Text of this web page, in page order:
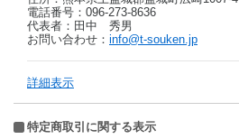
電話番号：096-273-8636
代表者：田中 秀男
お問い合わせ： info@t-souken.jp
詳細表示
特定商取引に関する表示